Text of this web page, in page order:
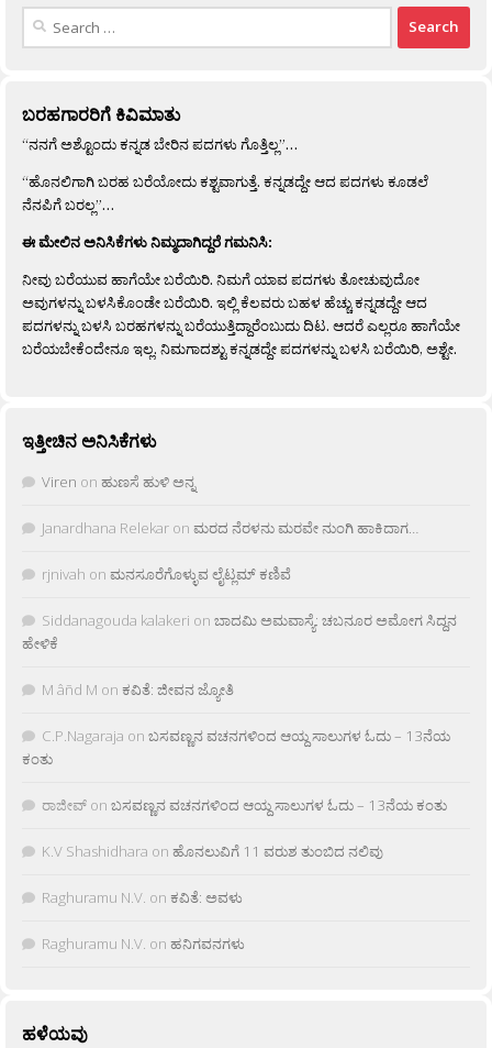
Search
ಬರಹಗಾರರಿಗೆ ಕಿವಿಮಾತು
“ನನಗೆ ಅಶ್ಟೊಂದು ಕನ್ನಡ ಬೇರಿನ ಪದಗಳು ಗೊತ್ತಿಲ್ಲ”…
“ಹೊನಲಿಗಾಗಿ ಬರಹ ಬರೆಯೋದು ಕಶ್ಟವಾಗುತ್ತೆ. ಕನ್ನಡದ್ದೇ ಆದ ಪದಗಳು ಕೂಡಲೆ
ನೆನಪಿಗೆ ಬರಲ್ಲ”…
ಈ ಮೇಲಿನ ಅನಿಸಿಕೆಗಳು ನಿಮ್ಮದಾಗಿದ್ದರೆ ಗಮನಿಸಿ:
ನೀವು ಬರೆಯುವ ಹಾಗೆಯೇ ಬರೆಯಿರಿ. ನಿಮಗೆ ಯಾವ ಪದಗಳು ತೋಚುವುದೋ
ಅವುಗಳನ್ನು ಬಳಸಿಕೊಂಡೇ ಬರೆಯಿರಿ. ಇಲ್ಲಿ ಕೆಲವರು ಬಹಳ ಹೆಚ್ಚು ಕನ್ನಡದ್ದೇ ಆದ
ಪದಗಳನ್ನು ಬಳಸಿ ಬರಹಗಳನ್ನು ಬರೆಯುತ್ತಿದ್ದಾರೆಂಬುದು ದಿಟ. ಆದರೆ ಎಲ್ಲರೂ ಹಾಗೆಯೇ
ಬರೆಯಬೇಕೆಂದೇನೂ ಇಲ್ಲ. ನಿಮಗಾದಶ್ಟು ಕನ್ನಡದ್ದೇ ಪದಗಳನ್ನು ಬಳಸಿ ಬರೆಯಿರಿ, ಅಶ್ಟೇ.
ಇತ್ತೀಚಿನ ಅನಿಸಿಕೆಗಳು
Viren on ಹುಣಸೆ ಹುಳಿ ಅನ್ನ
Janardhana Relekar on ಮರದ ನೆರಳನು ಮರವೇ ನುಂಗಿ ಹಾಕಿದಾಗ…
rjnivah on ಮನಸೂರೆಗೊಳ್ಳುವ ಲೈಟ್ಲಮ್ ಕಣಿವೆ
Siddanagouda kalakeri on ಬಾದಮಿ ಅಮವಾಸ್ಯೆ: ಚಬನೂರ ಅಮೋಗ ಸಿದ್ದನ
ಹೇಳಿಕೆ
M âñd M on ಕವಿತೆ: ಜೀವನ ಜ್ಯೋತಿ
C.P.Nagaraja on ಬಸವಣ್ಣನ ವಚನಗಳಿಂದ ಆಯ್ದ ಸಾಲುಗಳ ಓದು – 13ನೆಯ
ಕಂತು
ರಾಜೀವ್ on ಬಸವಣ್ಣನ ವಚನಗಳಿಂದ ಆಯ್ದ ಸಾಲುಗಳ ಓದು – 13ನೆಯ ಕಂತು
K.V Shashidhara on ಹೊನಲುವಿಗೆ 11 ವರುಶ ತುಂಬಿದ ನಲಿವು
Raghuramu N.V. on ಕವಿತೆ: ಅವಳು
Raghuramu N.V. on ಹನಿಗವನಗಳು
ಹಳೆಯವು